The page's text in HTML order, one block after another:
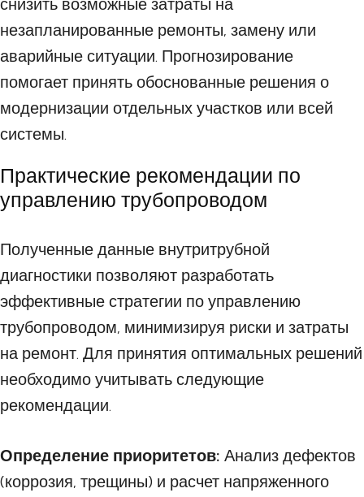
снизить возможные затраты на
незапланированные ремонты, замену или
аварийные ситуации. Прогнозирование
помогает принять обоснованные решения о
модернизации отдельных участков или всей
системы.
Практические рекомендации по
управлению трубопроводом
Полученные данные внутритрубной
диагностики позволяют разработать
эффективные стратегии по управлению
трубопроводом, минимизируя риски и затраты
на ремонт. Для принятия оптимальных решений
необходимо учитывать следующие
рекомендации.
Определение приоритетов: Анализ дефектов
(коррозия, трещины) и расчет напряженного